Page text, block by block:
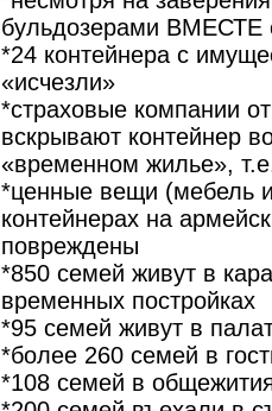
бульдозерами ВМЕСТЕ
*24 контейнера с
«исчезли»
*страховые компании
вскрывают контейнер
«временном жилье»,
*ценные вещи (мебель
контейнерах на
повреждены
*850 семей живут в
временных постройках
*95 семей живут в
*более 260 семей в
*108 семей в